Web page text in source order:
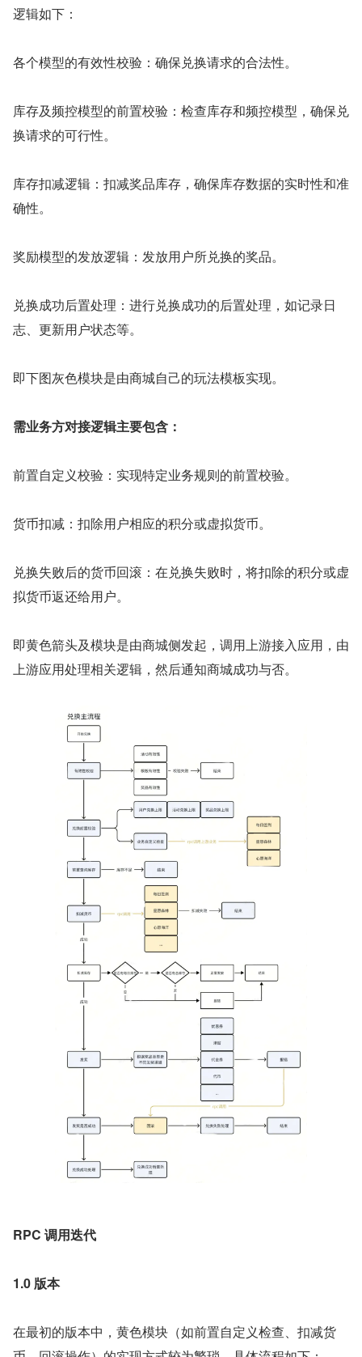
逻辑如下：
各个模型的有效性校验：确保兑换请求的合法性。
库存及频控模型的前置校验：检查库存和频控模型，确保兑
换请求的可行性。
库存扣减逻辑：扣减奖品库存，确保库存数据的实时性和准
确性。
奖励模型的发放逻辑：发放用户所兑换的奖品。
兑换成功后置处理：进行兑换成功的后置处理，如记录日
志、更新用户状态等。
即下图灰色模块是由商城自己的玩法模板实现。
需业务方对接逻辑主要包含：
前置自定义校验：实现特定业务规则的前置校验。
货币扣减：扣除用户相应的积分或虚拟货币。
兑换失败后的货币回滚：在兑换失败时，将扣除的积分或虚
拟货币返还给用户。
即黄色箭头及模块是由商城侧发起，调用上游接入应用，由
上游应用处理相关逻辑，然后通知商城成功与否。
RPC 调用迭代
1.0 版本
在最初的版本中，黄色模块（如前置自定义检查、扣减货